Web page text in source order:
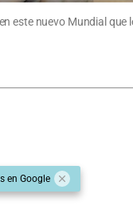
este nuevo Mundial
en Google